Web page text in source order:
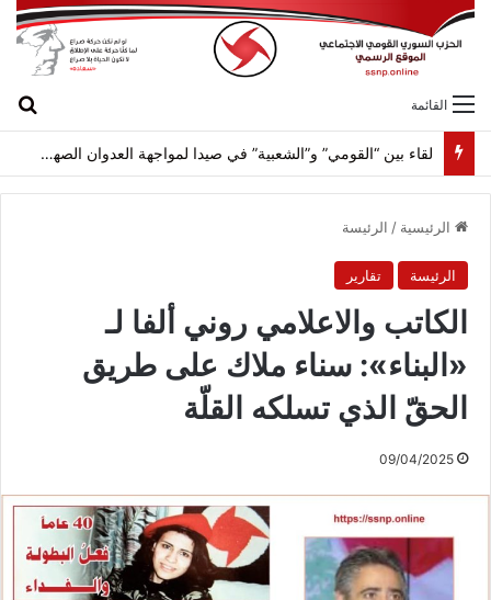
القائمة
لقاء بين “القومي” و”الشعبية” في صيدا لمواجهة العدوان الصهيونيّ وإسقاط مشاريعه وسياساته
الرئيسية / الرئيسة
الرئيسة تقارير
الكاتب والاعلامي روني ألفا لـ
«البناء»: سناء ملاك على طريق
الحقّ الذي تسلكه القلّة
09/04/2025